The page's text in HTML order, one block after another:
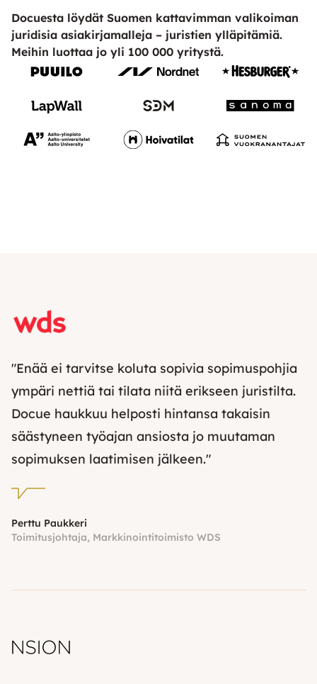
Docuesta löydät Suomen kattavimman valikoiman
juridisia asiakirjamalleja – juristien ylläpitämiä.
Meihin luottaa jo yli 100 000 yritystä.
"Enää ei tarvitse koluta sopivia sopimuspohjia
ympäri nettiä tai tilata niitä erikseen juristilta.
Docue haukkuu helposti hintansa takaisin
säästyneen työajan ansiosta jo muutaman
sopimuksen laatimisen jälkeen."
Perttu Paukkeri
Toimitusjohtaja, Markkinointitoimisto WDS